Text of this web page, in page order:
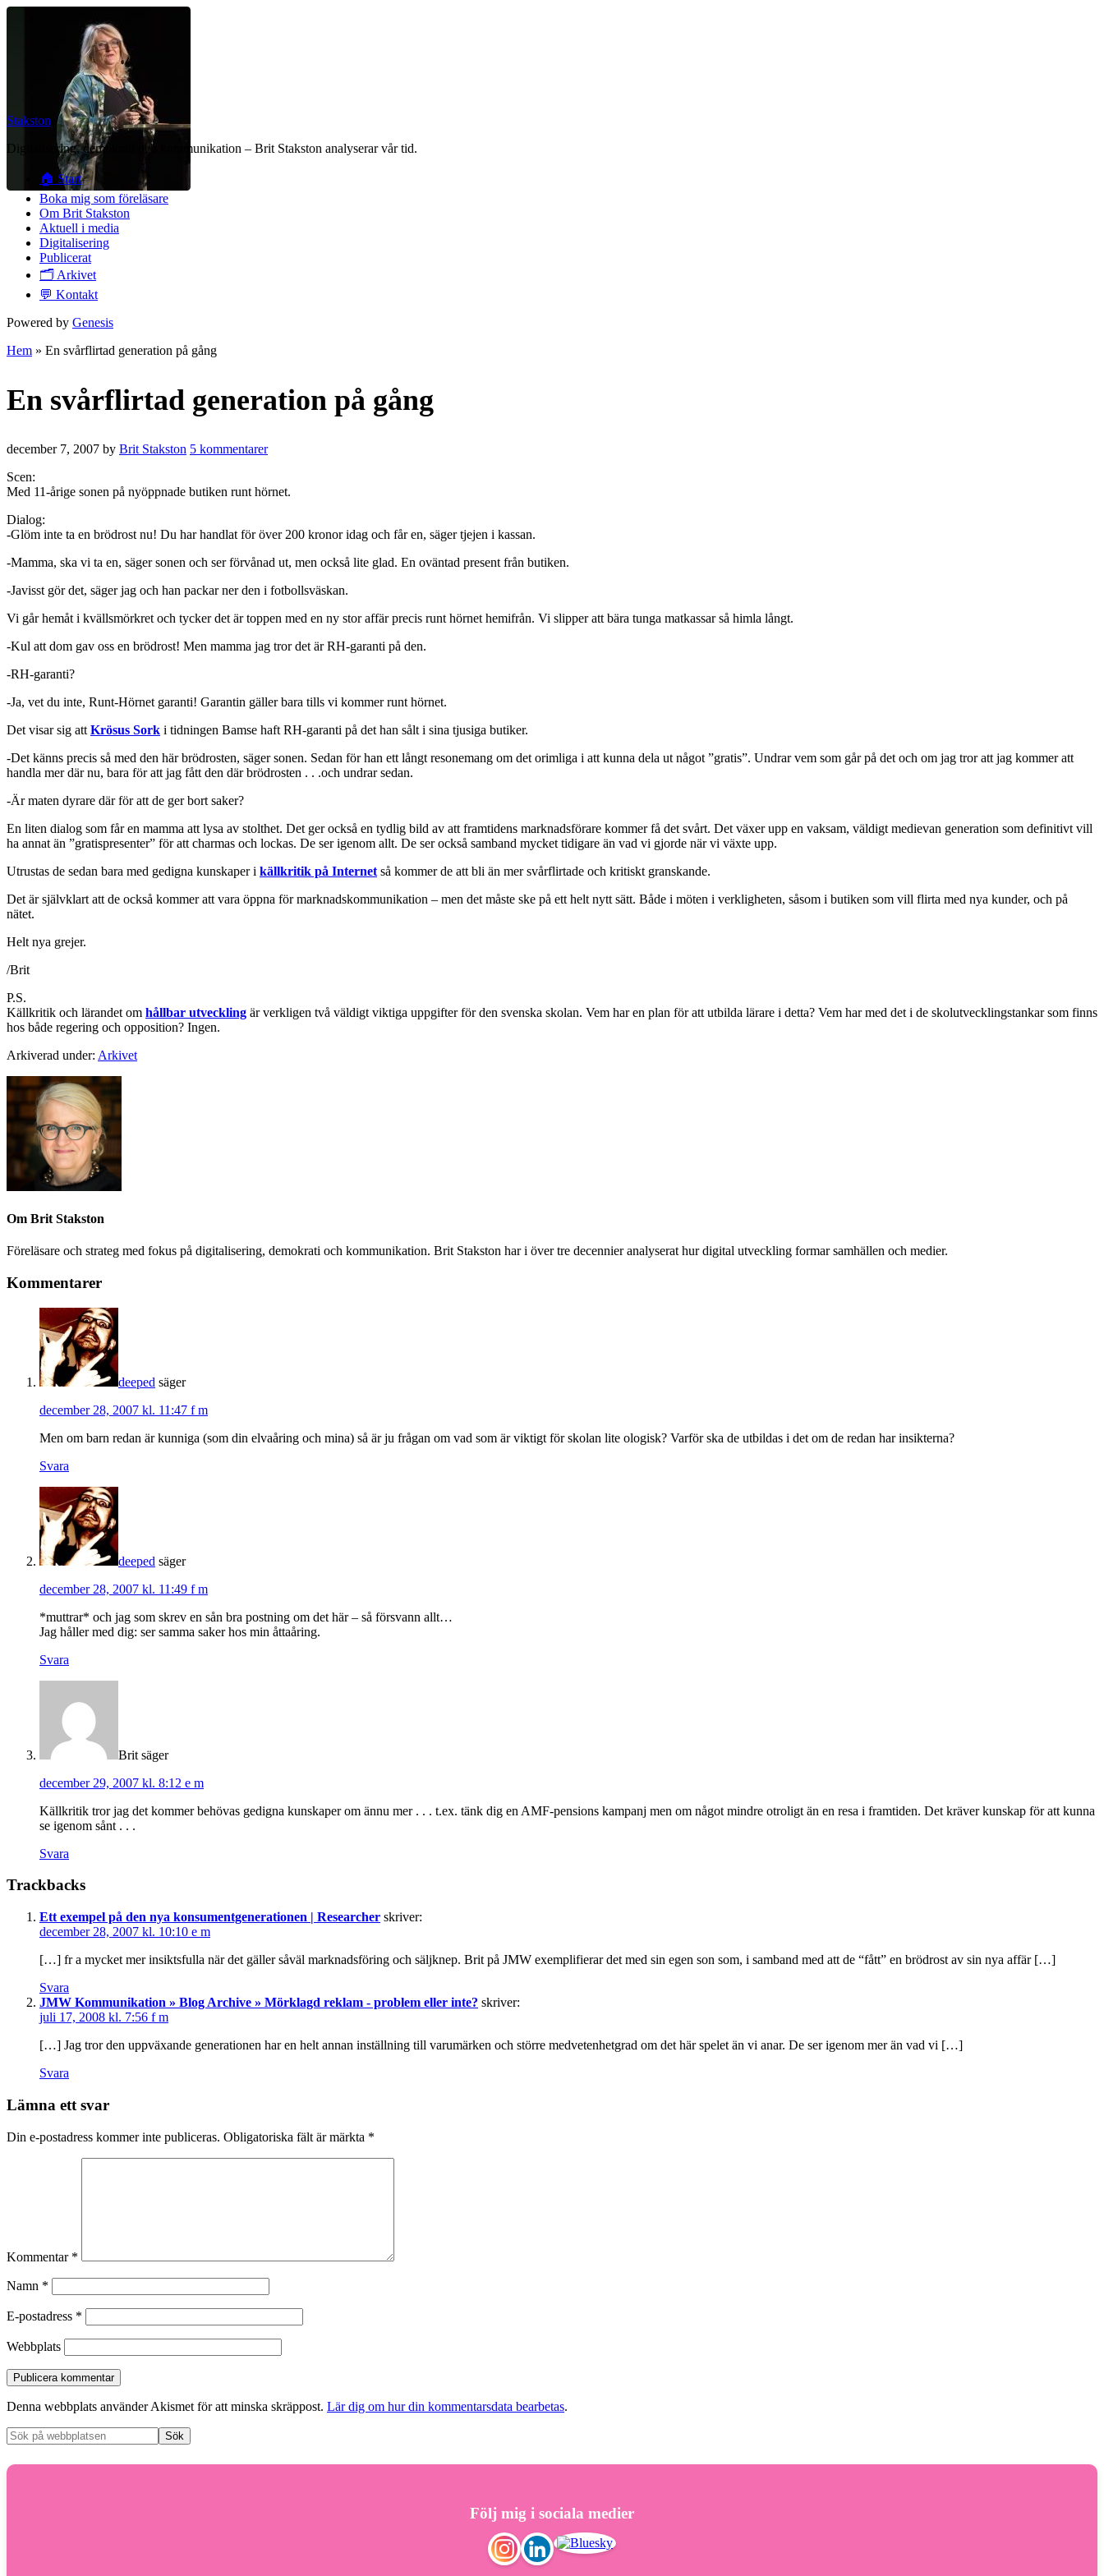
Stakston
Digitalisering, demokrati och kommunikation – Brit Stakston analyserar vår tid.
🏠 Start
Boka mig som föreläsare
Om Brit Stakston
Aktuell i media
Digitalisering
Publicerat
🗂️ Arkivet
💬 Kontakt
Powered by Genesis
Hem » En svårflirtad generation på gång
En svårflirtad generation på gång
december 7, 2007 by Brit Stakston 5 kommentarer
Scen:
Med 11-årige sonen på nyöppnade butiken runt hörnet.
Dialog:
-Glöm inte ta en brödrost nu! Du har handlat för över 200 kronor idag och får en, säger tjejen i kassan.
-Mamma, ska vi ta en, säger sonen och ser förvånad ut, men också lite glad. En oväntad present från butiken.
-Javisst gör det, säger jag och han packar ner den i fotbollsväskan.
Vi går hemåt i kvällsmörkret och tycker det är toppen med en ny stor affär precis runt hörnet hemifrån. Vi slipper att bära tunga matkassar så himla långt.
-Kul att dom gav oss en brödrost! Men mamma jag tror det är RH-garanti på den.
-RH-garanti?
-Ja, vet du inte, Runt-Hörnet garanti! Garantin gäller bara tills vi kommer runt hörnet.
Det visar sig att Krösus Sork i tidningen Bamse haft RH-garanti på det han sålt i sina tjusiga butiker.
-Det känns precis så med den här brödrosten, säger sonen. Sedan för han ett långt resonemang om det orimliga i att kunna dela ut något ”gratis”. Undrar vem som går på det och om jag tror att jag kommer att
handla mer där nu, bara för att jag fått den där brödrosten . . .och undrar sedan.
-Är maten dyrare där för att de ger bort saker?
En liten dialog som får en mamma att lysa av stolthet. Det ger också en tydlig bild av att framtidens marknadsförare kommer få det svårt. Det växer upp en vaksam, väldigt medievan generation som definitivt vill
ha annat än ”gratispresenter” för att charmas och lockas. De ser igenom allt. De ser också samband mycket tidigare än vad vi gjorde när vi växte upp.
Utrustas de sedan bara med gedigna kunskaper i källkritik på Internet så kommer de att bli än mer svårflirtade och kritiskt granskande.
Det är självklart att de också kommer att vara öppna för marknadskommunikation – men det måste ske på ett helt nytt sätt. Både i möten i verkligheten, såsom i butiken som vill flirta med nya kunder, och på
nätet.
Helt nya grejer.
/Brit
P.S.
Källkritik och lärandet om hållbar utveckling är verkligen två väldigt viktiga uppgifter för den svenska skolan. Vem har en plan för att utbilda lärare i detta? Vem har med det i de skolutvecklingstankar som finns
hos både regering och opposition? Ingen.
Arkiverad under: Arkivet
Om Brit Stakston
Föreläsare och strateg med fokus på digitalisering, demokrati och kommunikation. Brit Stakston har i över tre decennier analyserat hur digital utveckling formar samhällen och medier.
Kommentarer
deeped säger
december 28, 2007 kl. 11:47 f m
Men om barn redan är kunniga (som din elvaåring och mina) så är ju frågan om vad som är viktigt för skolan lite ologisk? Varför ska de utbildas i det om de redan har insikterna?
Svara
deeped säger
december 28, 2007 kl. 11:49 f m
*muttrar* och jag som skrev en sån bra postning om det här – så försvann allt…
Jag håller med dig: ser samma saker hos min åttaåring.
Svara
Brit säger
december 29, 2007 kl. 8:12 e m
Källkritik tror jag det kommer behövas gedigna kunskaper om ännu mer . . . t.ex. tänk dig en AMF-pensions kampanj men om något mindre otroligt än en resa i framtiden. Det kräver kunskap för att kunna
se igenom sånt . . .
Svara
Trackbacks
Ett exempel på den nya konsumentgenerationen | Researcher skriver:
december 28, 2007 kl. 10:10 e m
[…] fr a mycket mer insiktsfulla när det gäller såväl marknadsföring och säljknep. Brit på JMW exemplifierar det med sin egen son som, i samband med att de “fått” en brödrost av sin nya affär […]
Svara
JMW Kommunikation » Blog Archive » Mörklagd reklam - problem eller inte? skriver:
juli 17, 2008 kl. 7:56 f m
[…] Jag tror den uppväxande generationen har en helt annan inställning till varumärken och större medvetenhetgrad om det här spelet än vi anar. De ser igenom mer än vad vi […]
Svara
Lämna ett svar
Din e-postadress kommer inte publiceras. Obligatoriska fält är märkta *
Kommentar *
Namn *
E-postadress *
Webbplats
Denna webbplats använder Akismet för att minska skräppost. Lär dig om hur din kommentarsdata bearbetas.
Följ mig i sociala medier